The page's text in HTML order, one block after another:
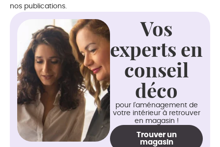
nos publications.
Vos
experts en
conseil
déco
pour l'aménagement de
votre intérieur à retrouver
en magasin !
Trouver un
magasin